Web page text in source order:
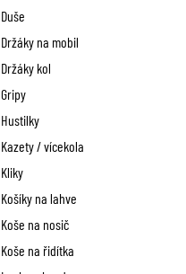
Duše
Držáky na mobil
Držáky kol
Gripy
Hustilky
Kazety / vícekola
Kliky
Košíky na lahve
Koše na nosič
Koše na řidítka